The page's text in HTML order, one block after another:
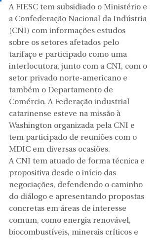
A FIESC tem subsidiado o Ministério e
a Confederação Nacional da Indústria
(CNI) com informações estudos
sobre os setores afetados pelo
tarifaço e participado como uma
interlocutora, junto com a CNI, com o
setor privado norte-americano e
também o Departamento de
Comércio. A Federação industrial
catarinense esteve na missão à
Washington organizada pela CNI e
tem participado de reuniões com o
MDIC em diversas ocasiões.
A CNI tem atuado de forma técnica e
propositiva desde o início das
negociações, defendendo o caminho
do diálogo e apresentando propostas
concretas em áreas de interesse
comum, como energia renovável,
biocombustíveis, minerais críticos e